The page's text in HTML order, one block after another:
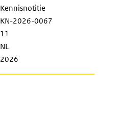
Kennisnotitie
KN-2026-0067
11
NL
2026